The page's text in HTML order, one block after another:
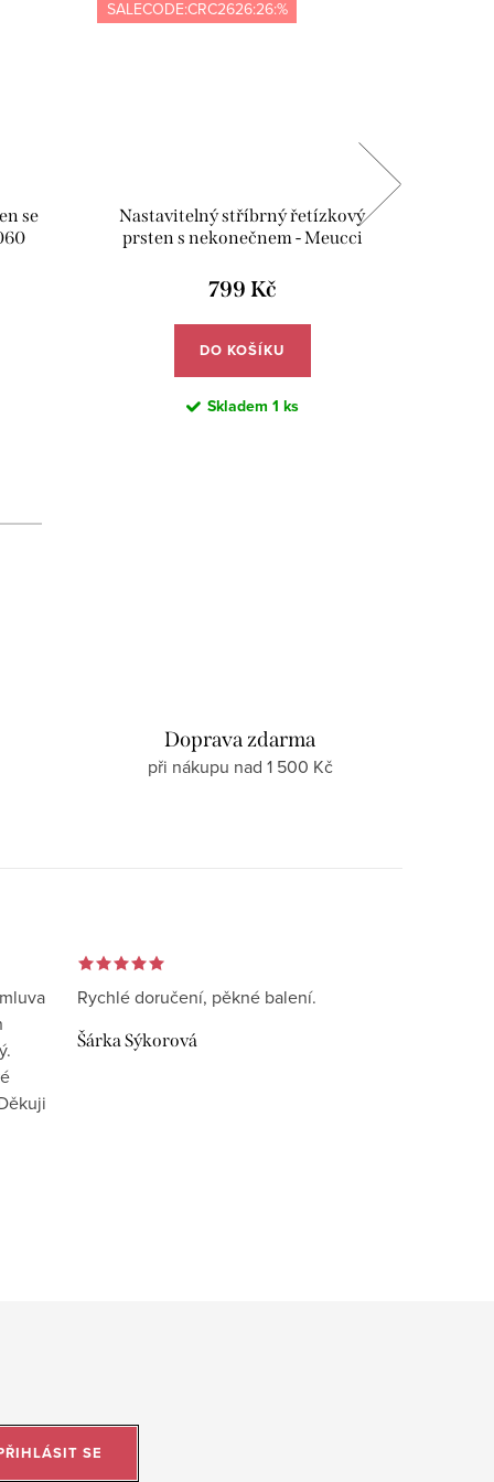
se
SALECODE:CRC2626:26:%
Nastavitelný stříbrný řetízkový
prsten s nekonečnem - Meucci
799 Kč
DO KOŠÍKU
Skladem 1 ks
Doprava zdarma
při nákupu nad 1 500 Kč
Rychlé doručení, pěkné balení.
Šárka Sýkorová
SE